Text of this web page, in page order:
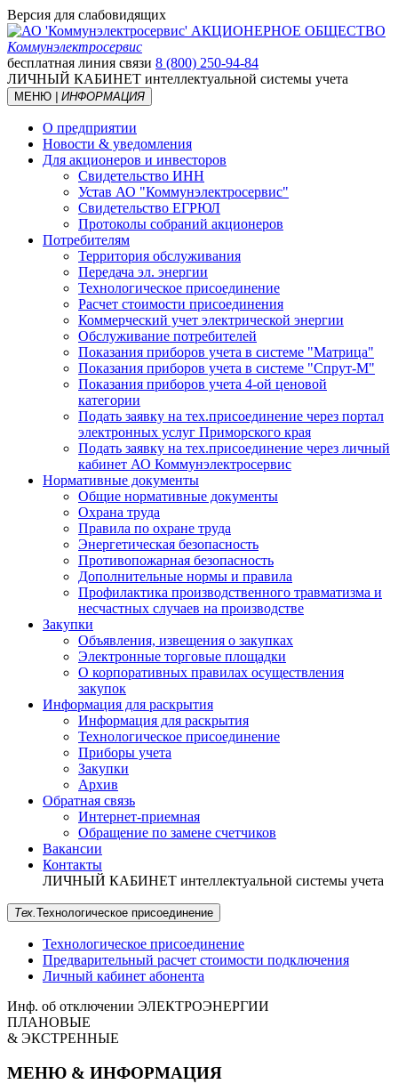
Версия для слабовидящих
АКЦИОНЕРНОЕ ОБЩЕСТВО
Коммунэлектросервис
бесплатная линия связи 8 (800) 250-94-84
ЛИЧНЫЙ КАБИНЕТ интеллектуальной системы учета
МЕНЮ | ИНФОРМАЦИЯ
О предприятии
Новости & уведомления
Для акционеров и инвесторов
Свидетельство ИНН
Устав АО "Коммунэлектросервис"
Свидетельство ЕГРЮЛ
Протоколы собраний акционеров
Потребителям
Территория обслуживания
Передача эл. энергии
Технологическое присоединение
Расчет стоимости присоединения
Коммерческий учет электрической энергии
Обслуживание потребителей
Показания приборов учета в системе "Матрица"
Показания приборов учета в системе "Спрут-М"
Показания приборов учета 4-ой ценовой
категории
Подать заявку на тех.присоединение через портал
электронных услуг Приморского края
Подать заявку на тех.присоединение через личный
кабинет АО Коммунэлектросервис
Нормативные документы
Общие нормативные документы
Охрана труда
Правила по охране труда
Энергетическая безопасность
Противопожарная безопасность
Дополнительные нормы и правила
Профилактика производственного травматизма и
несчастных случаев на производстве
Закупки
Объявления, извещения о закупках
Электронные торговые площадки
О корпоративных правилах осуществления
закупок
Информация для раскрытия
Информация для раскрытия
Технологическое присоединение
Приборы учета
Закупки
Архив
Обратная связь
Интернет-приемная
Обращение по замене счетчиков
Вакансии
Контакты
ЛИЧНЫЙ КАБИНЕТ интеллектуальной системы учета
Тех.Технологическое присоединение
Технологическое присоединение
Предварительный расчет стоимости подключения
Личный кабинет абонента
Инф. об отключении ЭЛЕКТРОЭНЕРГИИ
ПЛАНОВЫЕ
& ЭКСТРЕННЫЕ
МЕНЮ & ИНФОРМАЦИЯ